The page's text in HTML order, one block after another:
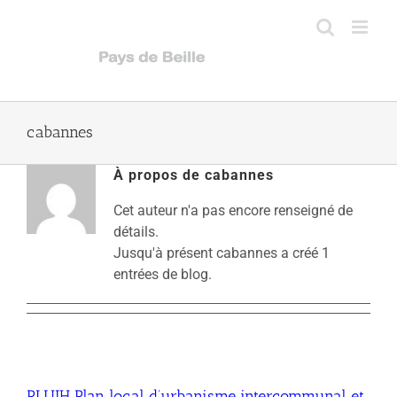
cabannes
À propos de cabannes
Cet auteur n'a pas encore renseigné de
détails.
Jusqu'à présent cabannes a créé 1
entrées de blog.